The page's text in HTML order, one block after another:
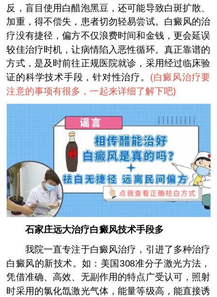
反，盲目使用白醋泡黑豆，还可能导致白斑扩散、
加重，得不偿失，患者切勿轻易尝试。白癜风的治
疗没有捷径，偏方不仅浪费时间和金钱，更会延误
较佳治疗时机，让病情陷入恶性循环。真正靠谱的
方式，是及时前往正规医院就诊，采用经过临床验
证的科学技术手段，针对性治疗。 (白癜风治疗要
注意的事项有很多，一起来详细了解下吧)
石家庄远大治疗白癜风技术手段多
我院一直专注于白癜风治疗，引进了多种治疗
白癜风的新技术。如：美国308准分子激光方法，
凭借准确、高效、无副作用的特点广受认可，照射
时采用的氯化氙激光气体，能量等级高，能直接诱